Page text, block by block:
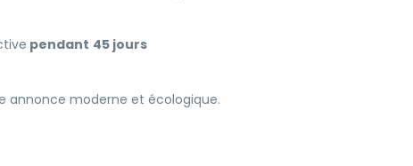
pendant 45 jours
annonce moderne et écologique.